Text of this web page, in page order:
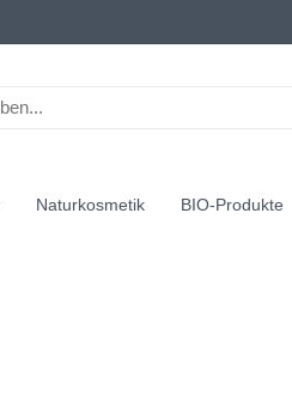
Naturkosmetik BIO-Produkte